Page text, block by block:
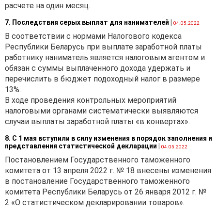
по приобретению
+
торговая надбавка 10 %
от контрактной цены
В письме Министерства
архитектуры и
строительства Республики
Беларусь от 22.10.2021 №
04-3-03/13567 «О
применении норм
постановления» (ответ на
вопрос 5) даны следующие
разъяснения относительно
документального
расчете на один месяц.
7. Последствия серых выплат для нанимателей | 04.05.2022
В соответствии с нормами Налогового кодекса
Республики Беларусь при выплате заработной платы
работнику наниматель является налоговым агентом и
обязан с суммы выплаченного дохода удержать и
перечислить в бюджет подоходный налог в размере
13%.
В ходе проведения контрольных мероприятий
налоговыми органами систематически выявляются
случаи выплаты заработной платы «в конвертах».
8. С 1 мая вступили в силу изменения в порядок заполнения и
представления статистической декларации | 04.05.2022
Постановлением Государственного таможенного
комитета от 13 апреля 2022 г. № 18 внесены изменения
в постановление Государственного таможенного
комитета Республики Беларусь от 26 января 2012 г. №
2 «О статистическом декларировании товаров».